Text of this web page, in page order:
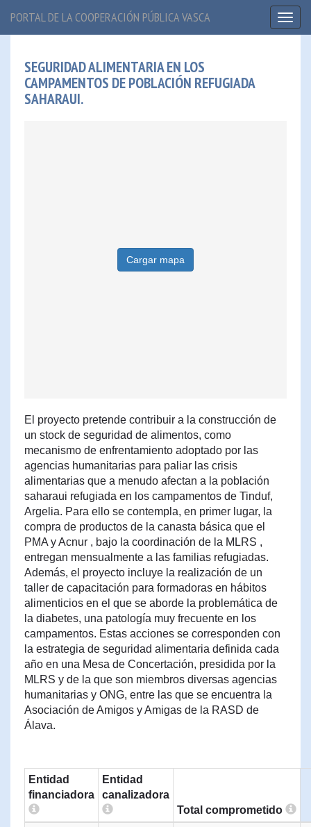
PORTAL DE LA COOPERACIÓN PÚBLICA VASCA
SEGURIDAD ALIMENTARIA EN LOS
CAMPAMENTOS DE POBLACIÓN REFUGIADA
SAHARAUI.
Cargar mapa
El proyecto pretende contribuir a la construcción de
un stock de seguridad de alimentos, como
mecanismo de enfrentamiento adoptado por las
agencias humanitarias para paliar las crisis
alimentarias que a menudo afectan a la población
saharaui refugiada en los campamentos de Tinduf,
Argelia. Para ello se contempla, en primer lugar, la
compra de productos de la canasta básica que el
PMA y Acnur , bajo la coordinación de la MLRS ,
entregan mensualmente a las familias refugiadas.
Además, el proyecto incluye la realización de un
taller de capacitación para formadoras en hábitos
alimenticios en el que se aborde la problemática de
la diabetes, una patología muy frecuente en los
campamentos. Estas acciones se corresponden con
la estrategia de seguridad alimentaria definida cada
año en una Mesa de Concertación, presidida por la
MLRS y de la que son miembros diversas agencias
humanitarias y ONG, entre las que se encuentra la
Asociación de Amigos y Amigas de la RASD de
Álava.
Entidad
financiadora
Entidad
canalizadora
Total comprometido